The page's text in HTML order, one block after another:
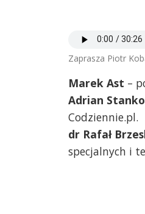
Zaprasza Piotr
Marek Ast –
Adrian
Codziennie.pl.
dr Rafał
specjalnych i